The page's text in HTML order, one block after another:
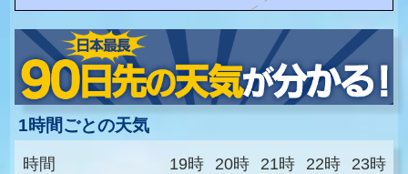
1時間ごとの天気
時間
19時 20時 21時 22時 23時